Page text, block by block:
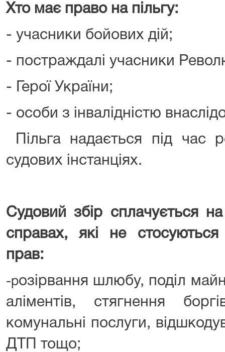
Хто має право на пільгу:
- учасники бойових дій;
- постраждалі учасники
- Герої України;
- особи з інвалідністю
Пільга надається під час
судових інстанціях.
Судовий збір сплачується
справах, які не стосуються
прав:
-розірвання шлюбу, поділ
аліментів, стягнення
комунальні послуги,
ДТП тощо;